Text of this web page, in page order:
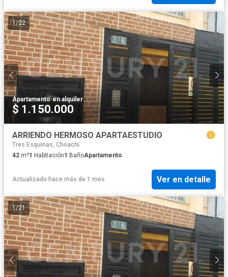
1/22
Apartamento·en alquiler
$ 1.150.000
ARRIENDO HERMOSO APARTAESTUDIO
Tres Esquinas, Choachí
42 m²1 Habitación1 BañoApartamento
Actualizado hace más de 1 mes Ver en detalle
1/21